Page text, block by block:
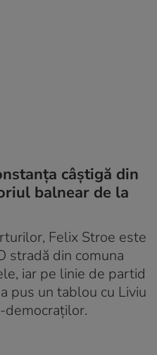
câștigă din
balnear de la
Felix Stroe este
stradă din comuna
iar pe linie de partid
pus un tablou cu Liviu
democraților.